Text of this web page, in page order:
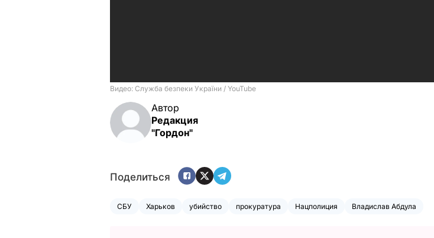
Автор
Редакция
"Гордон"
Поделиться
СБУ Харьков убийство прокуратура Нацполиция Владислав Абдула